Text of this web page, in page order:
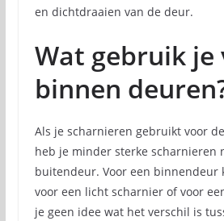
en dichtdraaien van de deur.
Wat gebruik je
binnen
Als je scharnieren gebruikt voor
heb je minder sterke scharnieren
buitendeur. Voor een binnendeur
voor een licht scharnier of voor
je geen idee wat het verschil is